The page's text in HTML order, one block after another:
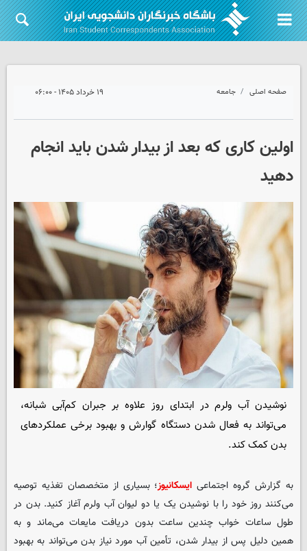
صفحه اصلی جامعه ۱۹ خرداد ۱۴۰۵ - ۰۶:۰۰
اولین کاری که بعد از بیدار شدن باید انجام
دهید
نوشیدن آب ولرم در ابتدای روز علاوه بر جبران کم‌آبی شبانه،
می‌تواند به فعال شدن دستگاه گوارش و بهبود برخی عملکردهای
بدن کمک کند.
به گزارش گروه اجتماعی ایسکانیوز؛ بسیاری از متخصصان تغذیه توصیه
می‌کنند روز خود را با نوشیدن یک یا دو لیوان آب ولرم آغاز کنید. بدن در
طول ساعات خواب چندین ساعت بدون دریافت مایعات می‌ماند و به
همین دلیل پس از بیدار شدن، تأمین آب مورد نیاز بدن می‌تواند به بهبود